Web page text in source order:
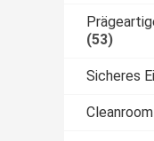
(53)
Sicheres